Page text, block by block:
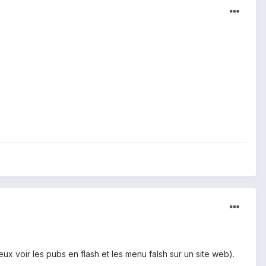
voir les pubs en flash et les menu falsh sur un site web).